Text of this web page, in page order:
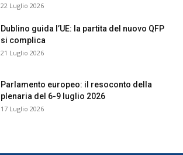
22 Luglio 2026
Dublino guida l’UE: la partita del nuovo QFP
si complica
21 Luglio 2026
Parlamento europeo: il resoconto della
plenaria del 6-9 luglio 2026
17 Luglio 2026